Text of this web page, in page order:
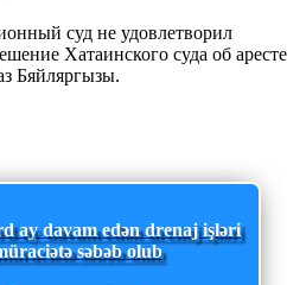
суд не удовлетворил
Хатаинского суда об аресте
Бяйляргызы.
ay davam edən drenaj işləri
səbəb olub